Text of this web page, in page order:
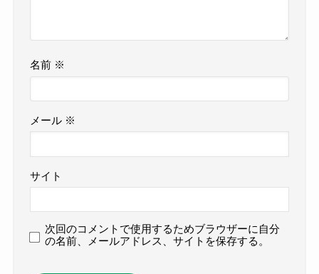
名前 ※
メール ※
サイト
次回のコメントで使用するためブラウザーに自分
の名前、メールアドレス、サイトを保存する。